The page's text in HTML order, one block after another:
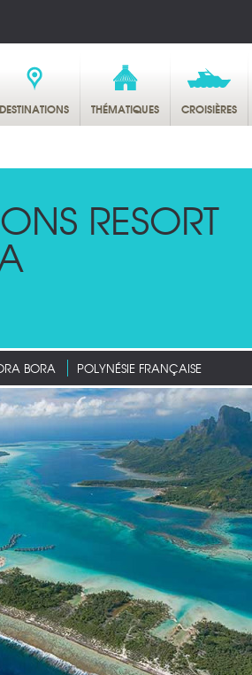
DESTINATIONS THÉMATIQUES CROISIÈRES
RESORT
BORA POLYNÉSIE FRANÇAISE